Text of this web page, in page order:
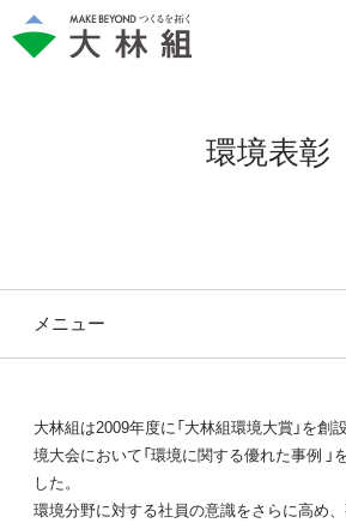
環境表彰
メニュー
大林組は2009年度に「大林組環境大賞」を創
境大会において「環境に関する優れた事例 」
した。
環境分野に対する社員の意識をさらに高め